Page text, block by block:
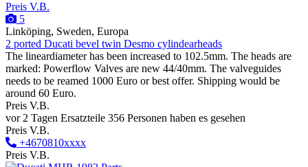
Preis V.B.
5
Linköping, Sweden, Europa
2 ported Ducati bevel twin Desmo cylindearheads
The lineardiameter has been increased to 102.5mm. The heads are
marked: Powerflow Valves are new 44/40mm. The valveguides
needs to be reamed 1000 Euro or best offer. Shipping would be
around 60 Euro.
Preis V.B.
vor 2 Tagen Ersatzteile 356 Personen haben es gesehen
Preis V.B.
+4670810xxxx
Preis V.B.